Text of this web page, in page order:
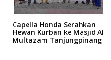
Capella Honda Serahkan
Hewan Kurban ke Masjid Al
Multazam Tanjungpinang